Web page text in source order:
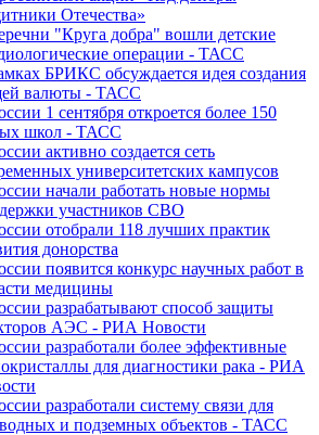
Отечества»
"Круга добра" вошли детские
операции - ТАСС
БРИКС обсуждается идея создания
валюты - ТАСС
1 сентября откроется более 150
школ - ТАСС
активно создается сеть
университетских кампусов
начали работать новые нормы
участников СВО
отобрали 118 лучших практик
донорства
появится конкурс научных работ в
медицины
разрабатывают способ защиты
АЭС - РИА Новости
разработали более эффективные
для диагностики рака - РИА
разработали систему связи для
и подземных объектов - ТАСС